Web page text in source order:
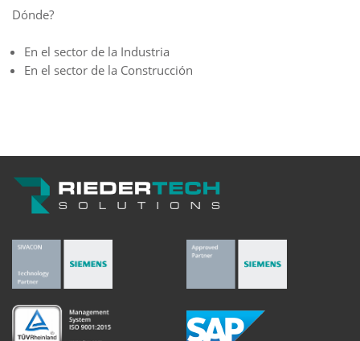
Dónde?
En el sector de la Industria
En el sector de la Construcción